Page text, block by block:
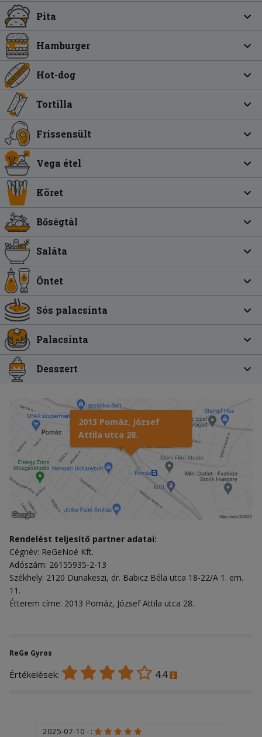
Pita
Hamburger
Hot-dog
Tortilla
Frissensült
Vega étel
Köret
Bőségtál
Saláta
Öntet
Sós palacsinta
Palacsinta
Desszert
2013 Pomáz, József
Attila utca 28.
Rendelést teljesítő partner adatai:
Cégnév: ReGeNoé Kft.
Adószám: 26155935-2-13
Székhely: 2120 Dunakeszi, dr. Babicz Béla utca 18-22/A 1. em.
11.
Étterem címe: 2013 Pomáz, József Attila utca 28.
ReGe Gyros
Értékelések: 4.4
2025-07-10 - :